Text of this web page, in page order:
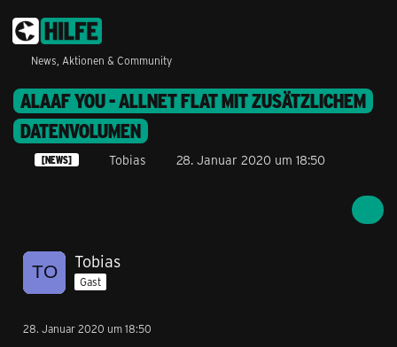
News, Aktionen & Community
ALAAF YOU - ALLNET FLAT MIT ZUSÄTZLICHEM
DATENVOLUMEN
[NEWS] Tobias 28. Januar 2020 um 18:50
Tobias
Gast
28. Januar 2020 um 18:50